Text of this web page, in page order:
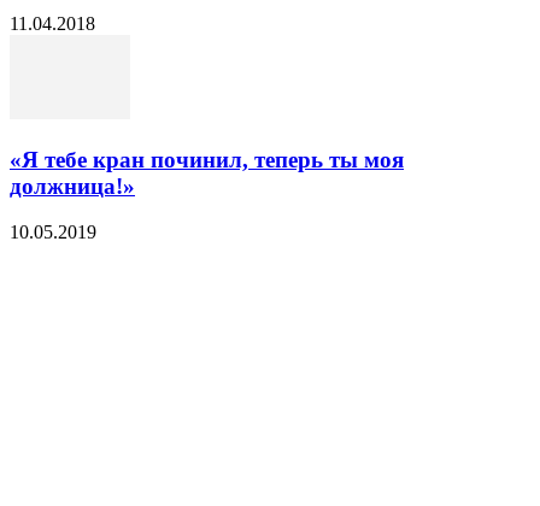
11.04.2018
«Я тебе кран починил, теперь ты моя
должница!»
10.05.2019